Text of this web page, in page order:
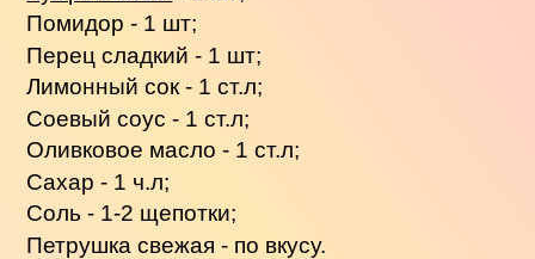
Помидор - 1 шт;
Перец сладкий - 1 шт;
Лимонный сок - 1 ст.л;
Соевый соус - 1 ст.л;
Оливковое масло - 1 ст.л;
Сахар - 1 ч.л;
Соль - 1-2 щепотки;
Петрушка свежая - по вкусу.